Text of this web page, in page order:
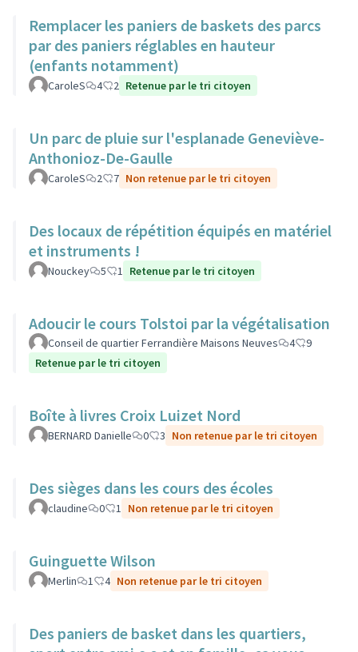
Remplacer les paniers de baskets des parcs
par des paniers réglables en hauteur
(enfants notamment)
CaroleS 4 2 Retenue par le tri citoyen
Un parc de pluie sur l'esplanade Geneviève-
Anthonioz-De-Gaulle
CaroleS 2 7 Non retenue par le tri citoyen
Des locaux de répétition équipés en matériel
et instruments !
Nouckey 5 1 Retenue par le tri citoyen
Adoucir le cours Tolstoi par la végétalisation
Conseil de quartier Ferrandière Maisons Neuves 4
9
Retenue par le tri citoyen
Boîte à livres Croix Luizet Nord
BERNARD Danielle 0 3 Non retenue par le tri citoyen
Des sièges dans les cours des écoles
claudine 0 1 Non retenue par le tri citoyen
Guinguette Wilson
Merlin 1 4 Non retenue par le tri citoyen
Des paniers de basket dans les quartiers,